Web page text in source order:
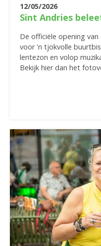
12/05/2026
Sint Andries
De officiële opening van
voor 'n tjokvolle
lentezon en volop
Bekijk hier dan het